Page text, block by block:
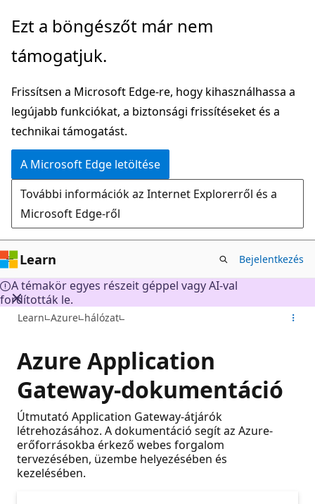
Ugrás
fő
Ezt a böngészőt már nem
támogatjuk.
Frissítsen a Microsoft Edge-re, hogy kihasználhassa a
legújabb funkciókat, a biztonsági frissítéseket és a
technikai támogatást.
A Microsoft Edge letöltése
További információk az Internet Explorerről és a
Microsoft Edge-ről
Learn Bejelentkezés
A témakör egyes részeit géppel vagy AI-val
fordították le.
Learn Azure hálózat
Azure Application
Gateway-dokumentáció
Útmutató Application Gateway-átjárók
létrehozásához. A dokumentáció segít az Azure-
erőforrásokba érkező webes forgalom
tervezésében, üzembe helyezésében és
kezelésében.